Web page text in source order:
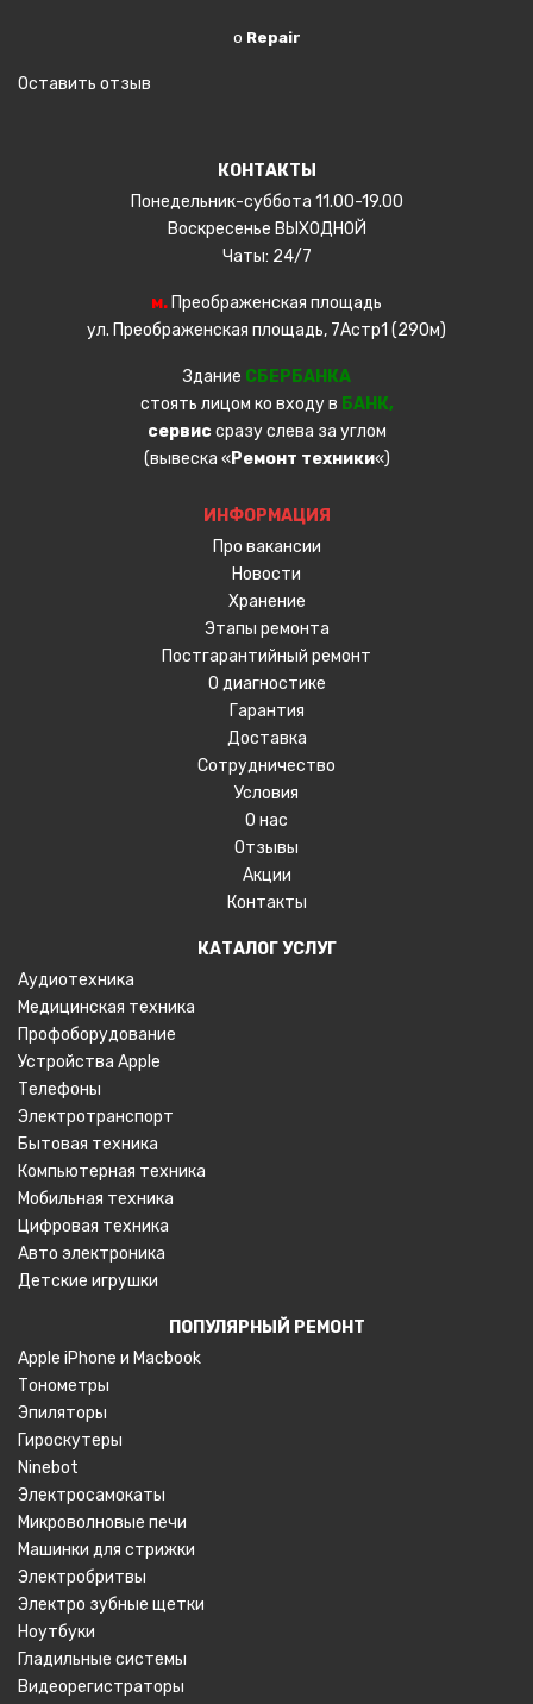
о Repair
Оставить отзыв
КОНТАКТЫ
Понедельник-суббота 11.00-19.00
Воскресенье ВЫХОДНОЙ
Чаты: 24/7
м. Преображенская площадь
ул. Преображенская площадь, 7Астр1 (290м)
Здание СБЕРБАНКА
стоять лицом ко входу в БАНК,
сервиссразу слева за углом
(вывеска «Ремонт техники«)
ИНФОРМАЦИЯ
Про вакансии
Новости
Хранение
Этапы ремонта
Постгарантийный ремонт
О диагностике
Гарантия
Доставка
Сотрудничество
Условия
О нас
Отзывы
Акции
Контакты
КАТАЛОГ УСЛУГ
Аудиотехника
Медицинская техника
Профоборудование
Устройства Apple
Телефоны
Электротранспорт
Бытовая техника
Компьютерная техника
Мобильная техника
Цифровая техника
Авто электроника
Детские игрушки
ПОПУЛЯРНЫЙ РЕМОНТ
Apple iPhone и Macbook
Тонометры
Эпиляторы
Гироскутеры
Ninebot
Электросамокаты
Микроволновые печи
Машинки для стрижки
Электробритвы
Электро зубные щетки
Ноутбуки
Гладильные системы
Видеорегистраторы